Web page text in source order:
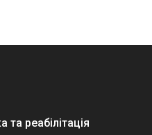
та реабілітація